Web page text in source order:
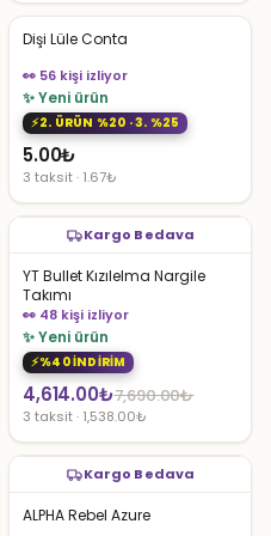
7,850.00₺.
fiyat:
4,710.00₺.
Dişi Lüle Conta
👀 56 kişi izliyor
✨ Yeni ürün
2. ÜRÜN %20 · 3. %25
5.00₺
3 taksit · 1.67₺
Kargo Bedava
YT Bullet Kızılelma Nargile
Takımı
👀 48 kişi izliyor
✨ Yeni ürün
%40 İNDİRİM
7,690.00₺
Orijinal
fiyat:
7,690.00₺.
4,614.00₺
Şu
andaki
fiyat:
4,614.00₺.
3 taksit · 1,538.00₺
Kargo Bedava
ALPHA Rebel Azure